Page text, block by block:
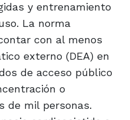
y entrenamiento
La norma
con al menos
externo (DEA) en
de acceso público
o
de mil personas.